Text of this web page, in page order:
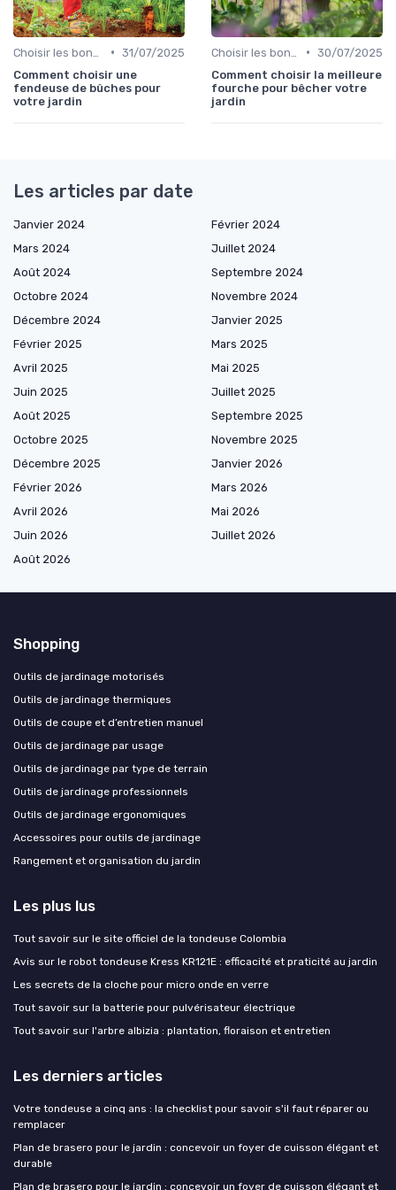
• 31/07/2025
Comment choisir une
fendeuse de bûches pour
votre jardin
• 30/07/2025
Comment choisir la meilleure
fourche pour bêcher votre
jardin
Les articles par date
Janvier 2024
Février 2024
Mars 2024
Juillet 2024
Août 2024
Septembre 2024
Octobre 2024
Novembre 2024
Décembre 2024
Janvier 2025
Février 2025
Mars 2025
Avril 2025
Mai 2025
Juin 2025
Juillet 2025
Août 2025
Septembre 2025
Octobre 2025
Novembre 2025
Décembre 2025
Janvier 2026
Février 2026
Mars 2026
Avril 2026
Mai 2026
Juin 2026
Juillet 2026
Août 2026
Shopping
Outils de jardinage motorisés
Outils de jardinage thermiques
Outils de coupe et d’entretien manuel
Outils de jardinage par usage
Outils de jardinage par type de terrain
Outils de jardinage professionnels
Outils de jardinage ergonomiques
Accessoires pour outils de jardinage
Rangement et organisation du jardin
Les plus lus
Tout savoir sur le site officiel de la tondeuse Colombia
Avis sur le robot tondeuse Kress KR121E : efficacité et praticité au jardin
Les secrets de la cloche pour micro onde en verre
Tout savoir sur la batterie pour pulvérisateur électrique
Tout savoir sur l'arbre albizia : plantation, floraison et entretien
Les derniers articles
Votre tondeuse a cinq ans : la checklist pour savoir s'il faut réparer ou
remplacer
Plan de brasero pour le jardin : concevoir un foyer de cuisson élégant et
durable
Plan de brasero pour le jardin : concevoir un foyer de cuisson élégant et